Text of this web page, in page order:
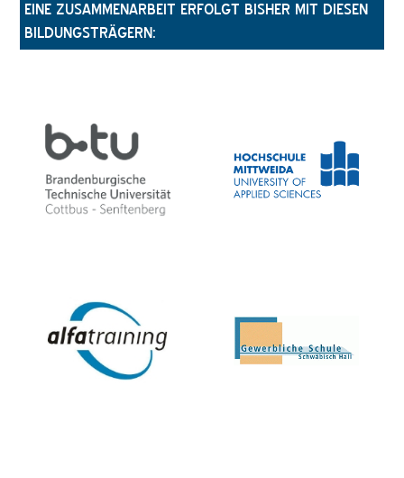
EINE ZUSAMMENARBEIT ERFOLGT BISHER MIT DIESEN
BILDUNGSTRÄGERN: